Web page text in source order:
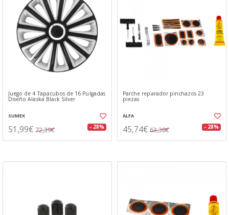
Juego de 4 Tapacubos de 16 Pulgadas
Diseño Alaska Black Silver
SUMEX
51,99€ 72,39€ - 28%
Parche reparador pinchazos 23
piezas
ALFA
45,74€ 63,38€ - 28%